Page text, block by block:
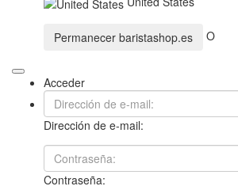
Permanecer baristashop.es O
Acceder
Dirección de e-mail:
Contraseña: